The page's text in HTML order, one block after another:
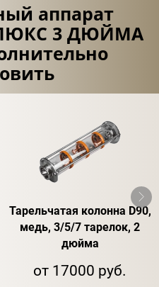
аппарат
3 ДЮЙМА
Тарельчатая колонна D90,
медь, 3/5/7 тарелок, 2
дюйма
от 17000 руб.